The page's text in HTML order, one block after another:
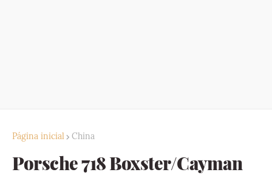
Página inicial China
Porsche 718 Boxster/Cayman